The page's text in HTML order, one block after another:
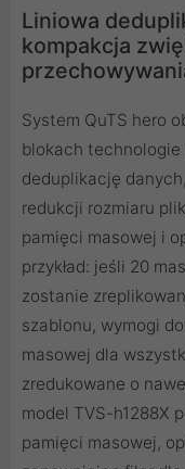
Liniowa
kompakcja
System QuTS hero
blokach
deduplikację
redukcji rozmiaru
pamięci masowej i
przykład: jeśli 20
zostanie
szablonu, wymogi
masowej dla
zredukowane o
model TVS-h1288X
pamięci masowej,